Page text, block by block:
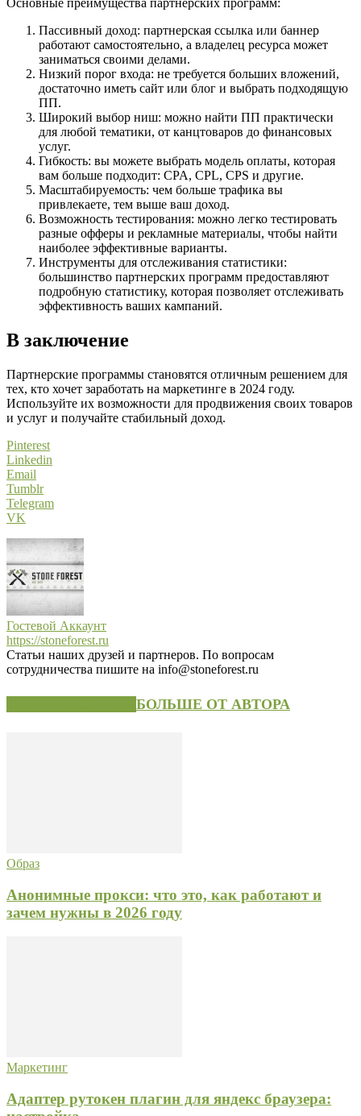
Основные преимущества партнерских программ:
Пассивный доход: партнерская ссылка или баннер
работают самостоятельно, а владелец ресурса может
заниматься своими делами.
Низкий порог входа: не требуется больших вложений,
достаточно иметь сайт или блог и выбрать подходящую
ПП.
Широкий выбор ниш: можно найти ПП практически
для любой тематики, от канцтоваров до финансовых
услуг.
Гибкость: вы можете выбрать модель оплаты, которая
вам больше подходит: CPA, CPL, CPS и другие.
Масштабируемость: чем больше трафика вы
привлекаете, тем выше ваш доход.
Возможность тестирования: можно легко тестировать
разные офферы и рекламные материалы, чтобы найти
наиболее эффективные варианты.
Инструменты для отслеживания статистики:
большинство партнерских программ предоставляют
подробную статистику, которая позволяет отслеживать
эффективность ваших кампаний.
В заключение
Партнерские программы становятся отличным решением для
тех, кто хочет заработать на маркетинге в 2024 году.
Используйте их возможности для продвижения своих товаров
и услуг и получайте стабильный доход.
Pinterest
Linkedin
Email
Tumblr
Telegram
VK
Гостевой Аккаунт
https://stoneforest.ru
Статьи наших друзей и партнеров. По вопросам
сотрудничества пишите на info@stoneforest.ru
БОЛЬШЕ ОТ АВТОРА
Образ
Анонимные прокси: что это, как работают и
зачем нужны в 2026 году
Маркетинг
Адаптер рутокен плагин для яндекс браузера: